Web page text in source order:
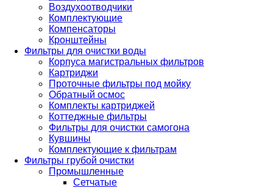
Воздухоотводчики
Комплектующие
Компенсаторы
Кронштейны
Фильтры для очистки воды
Корпуса магистральных фильтров
Картриджи
Проточные фильтры под мойку
Обратный осмос
Комплекты картриджей
Коттеджные фильтры
Фильтры для очистки самогона
Кувшины
Комплектующие к фильтрам
Фильтры грубой очистки
Промышленные
Сетчатые